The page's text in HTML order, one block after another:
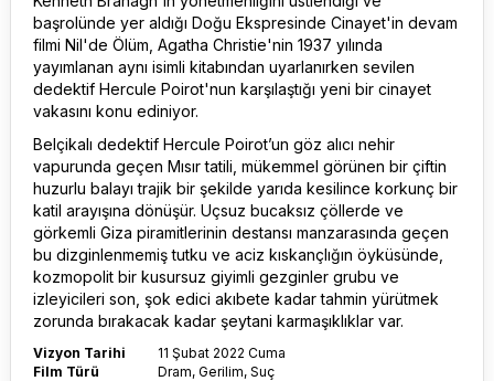
başrolünde yer aldığı Doğu Ekspresinde Cinayet'in devam
filmi Nil'de Ölüm, Agatha Christie'nin 1937 yılında
yayımlanan aynı isimli kitabından uyarlanırken sevilen
dedektif Hercule Poirot'nun karşılaştığı yeni bir cinayet
vakasını konu ediniyor.
Belçikalı dedektif Hercule Poirot’un göz alıcı nehir
vapurunda geçen Mısır tatili, mükemmel görünen bir çiftin
huzurlu balayı trajik bir şekilde yarıda kesilince korkunç bir
katil arayışına dönüşür. Uçsuz bucaksız çöllerde ve
görkemli Giza piramitlerinin destansı manzarasında geçen
bu dizginlenmemiş tutku ve aciz kıskançlığın öyküsünde,
kozmopolit bir kusursuz giyimli gezginler grubu ve
izleyicileri son, şok edici akıbete kadar tahmin yürütmek
zorunda bırakacak kadar şeytani karmaşıklıklar var.
Vizyon Tarihi
11 Şubat 2022 Cuma
Film Türü
Dram, Gerilim, Suç